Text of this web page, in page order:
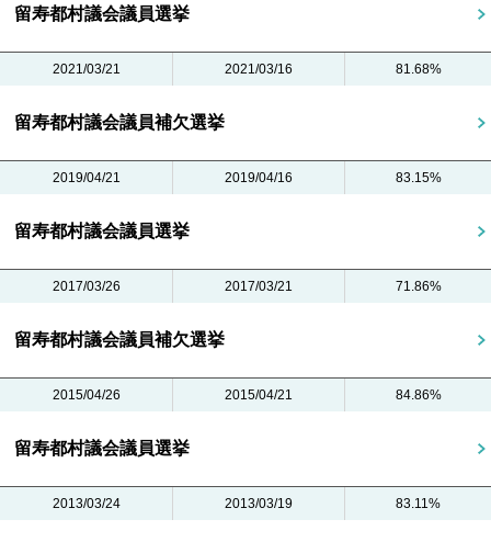
留寿都村議会議員選挙
2021/03/21 2021/03/16 81.68%
留寿都村議会議員補欠選挙
2019/04/21 2019/04/16 83.15%
留寿都村議会議員選挙
2017/03/26 2017/03/21 71.86%
留寿都村議会議員補欠選挙
2015/04/26 2015/04/21 84.86%
留寿都村議会議員選挙
2013/03/24 2013/03/19 83.11%